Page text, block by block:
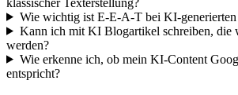
Wie wichtig ist E-E-A-T bei KI-generierten
Kann ich mit KI Blogartikel schreiben, die
werden?
Wie erkenne ich, ob mein KI-Content
entspricht?